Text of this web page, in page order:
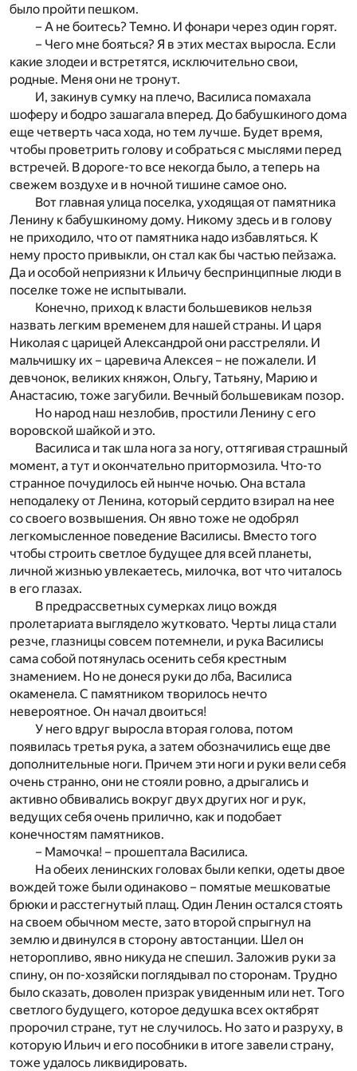
было пройти пешком.
– А не боитесь? Темно. И фонари через один горят.
– Чего мне бояться? Я в этих местах выросла. Если
какие злодеи и встретятся, исключительно свои,
родные. Меня они не тронут.
И, закинув сумку на плечо, Василиса помахала
шоферу и бодро зашагала вперед. До бабушкиного дома
еще четверть часа хода, но тем лучше. Будет время,
чтобы проветрить голову и собраться с мыслями перед
встречей. В дороге-то все некогда было, а теперь на
свежем воздухе и в ночной тишине самое оно.
Вот главная улица поселка, уходящая от памятника
Ленину к бабушкиному дому. Никому здесь и в голову
не приходило, что от памятника надо избавляться. К
нему просто привыкли, он стал как бы частью пейзажа.
Да и особой неприязни к Ильичу беспринципные люди в
поселке тоже не испытывали.
Конечно, приход к власти большевиков нельзя
назвать легким временем для нашей страны. И царя
Николая с царицей Александрой они расстреляли. И
мальчишку их – царевича Алексея – не пожалели. И
девчонок, великих княжон, Ольгу, Татьяну, Марию и
Анастасию, тоже загубили. Вечный большевикам позор.
Но народ наш незлобив, простили Ленину с его
воровской шайкой и это.
Василиса и так шла нога за ногу, оттягивая страшный
момент, а тут и окончательно притормозила. Что-то
странное почудилось ей нынче ночью. Она встала
неподалеку от Ленина, который сердито взирал на нее
со своего возвышения. Он явно тоже не одобрял
легкомысленное поведение Василисы. Вместо того
чтобы строить светлое будущее для всей планеты,
личной жизнью увлекаетесь, милочка, вот что читалось
в его глазах.
В предрассветных сумерках лицо вождя
пролетариата выглядело жутковато. Черты лица стали
резче, глазницы совсем потемнели, и рука Василисы
сама собой потянулась осенить себя крестным
знамением. Но не донеся руки до лба, Василиса
окаменела. С памятником творилось нечто
невероятное. Он начал двоиться!
У него вдруг выросла вторая голова, потом
появилась третья рука, а затем обозначились еще две
дополнительные ноги. Причем эти ноги и руки вели себя
очень странно, они не стояли ровно, а дрыгались и
активно обвивались вокруг двух других ног и рук,
ведущих себя очень прилично, как и подобает
конечностям памятников.
– Мамочка! – прошептала Василиса.
На обеих ленинских головах были кепки, одеты двое
вождей тоже были одинаково – помятые мешковатые
брюки и расстегнутый плащ. Один Ленин остался стоять
на своем обычном месте, зато второй спрыгнул на
землю и двинулся в сторону автостанции. Шел он
неторопливо, явно никуда не спешил. Заложив руки за
спину, он по-хозяйски поглядывал по сторонам. Трудно
было сказать, доволен призрак увиденным или нет. Того
светлого будущего, которое дедушка всех октябрят
пророчил стране, тут не случилось. Но зато и разруху, в
которую Ильич и его пособники в итоге завели страну,
тоже удалось ликвидировать.